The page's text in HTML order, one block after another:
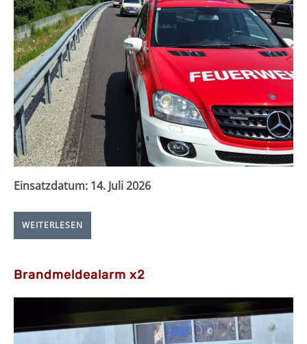
Einsatzdatum: 14. Juli 2026
WEITERLESEN
Brandmeldealarm x2